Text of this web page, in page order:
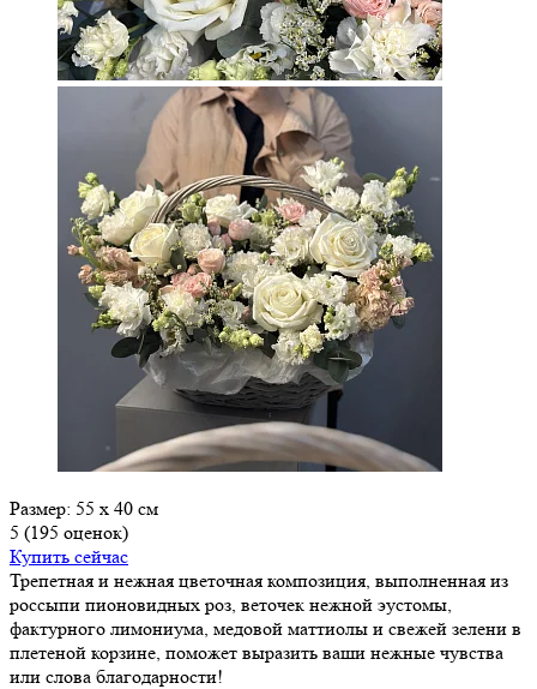
Размер: 55 х 40 см
5 (195 оценок)
Купить сейчас
Трепетная и нежная цветочная композиция, выполненная из
россыпи пионовидных роз, веточек нежной эустомы,
фактурного лимониума, медовой маттиолы и свежей зелени в
плетеной корзине, поможет выразить ваши нежные чувства
или слова благодарности!